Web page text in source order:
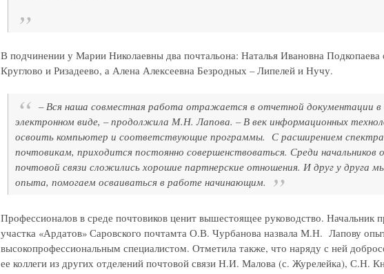
В подчинении у Марии Николаевны два почтальона: Наталья Ивановна Подкопаева
Круглово и Ризадеево, а Алена Алексеевна Безродных – Липелей и Нучу.
– Вся наша совместная работа отражается в отчетной документации
электронном виде, – продолжила М.Н. Лапова. – В век информационных
освоить компьютер и соответствующие программы. С расширением
почтовикам, приходится постоянно совершенствоваться. Среди начальников
почтовой связи сложились хорошие партнерские отношения. И друг у друга
опыта, помогаем осваиваться в работе начинающим.
Профессионалов в среде почтовиков ценит вышестоящее руководство. Начальник
участка «Ардатов» Саровского почтамта О.В. Чурбанова назвала М.Н. Лапову
высокопрофессиональным специалистом. Отметила также, что наряду с ней
ее коллеги из других отделений почтовой связи Н.И. Малова (с. Журелейка), С.Н.